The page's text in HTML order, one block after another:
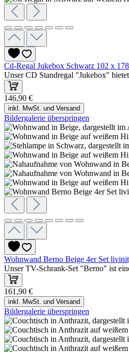
Cd-Regal Jukebox Schwarz 102 x
Unser CD Standregal "Jukebox"
146,90 €
inkl. MwSt. und Versand
Bildergalerie überspringen
Wohnwand Berno Beige 4er Set
Unser TV-Schrank-Set "Berno" ist
161,90 €
inkl. MwSt. und Versand
Bildergalerie überspringen